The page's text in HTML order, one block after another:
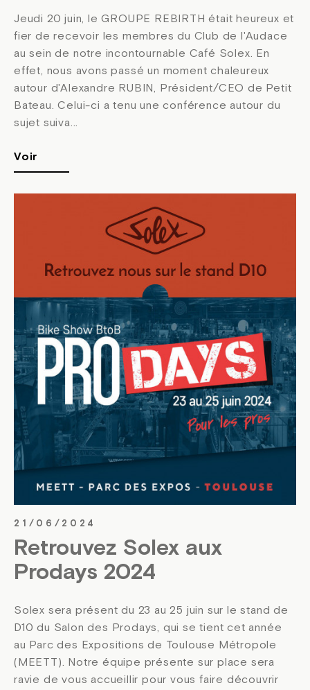
Jeudi 20 juin, le GROUPE REBIRTH était heureux et
fier de recevoir les membres du Club de l'Audace
au sein de notre incontournable Café Solex. En
effet, nous avons passé un moment chaleureux
autour d'Alexandre RUBIN, Président/CEO de Petit
Bateau. Celui-ci a tenu une conférence autour du
sujet suiva...
Voir
21/06/2024
Retrouvez Solex aux
Prodays 2024
Solex sera présent du 23 au 25 juin sur le stand de
D10 du Salon des Prodays, qui se tient cet année
au Parc des Expositions de Toulouse Métropole
(MEETT). Notre équipe présente sur place sera
ravie de vous accueillir pour vous faire découvrir